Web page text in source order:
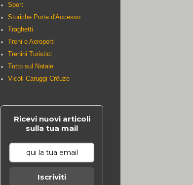
Sport
Storiche Porte d'Accesso
Traghetti
Treni e Aeroporti
Trenini Turistici
Tutto sul Natale
Vicoli Caruggi Crêuze
Ricevi nuovi articoli
sulla tua mail
Iscriviti